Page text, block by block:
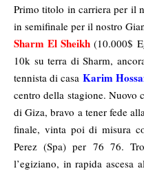
Primo titolo in carriera per il
in semifinale per il nostro
Sharm El Sheikh (10.000$
10k su terra di Sharm,
tennista di casa Karim
centro della stagione. Nuovo
di Giza, bravo a tener fede
finale, vinta poi di misura
Perez (Spa) per 76 76.
l’egiziano, in rapida ascesa